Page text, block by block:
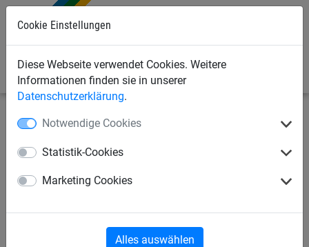
Cookie Einstellungen
Diese Webseite verwendet Cookies. Weitere
Informationen finden sie in unserer
Datenschutzerklärung.
Notwendige Cookies
Statistik-Cookies
Marketing Cookies
Alles auswählen
Industrienetze Abdecknetze und -planen Abdecknetze
Abdecknetz ø 2,5 mm aus
Polypropylen, Größe 3,50 x 7
m